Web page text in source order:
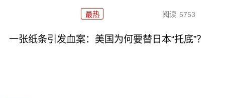
最热 阅读 5753
一张纸条引发血案：美国为何要替日本“托底”？